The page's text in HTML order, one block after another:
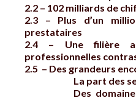
2.2 – 102 milliards de
2.3 – Plus d’un
prestataires
2.4 – Une filière
professionnelles
2.5 – Des grandeurs
La part des
Des